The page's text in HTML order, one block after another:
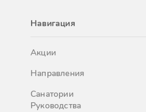
Навигация
Акции
Направления
Санатории
Руководства